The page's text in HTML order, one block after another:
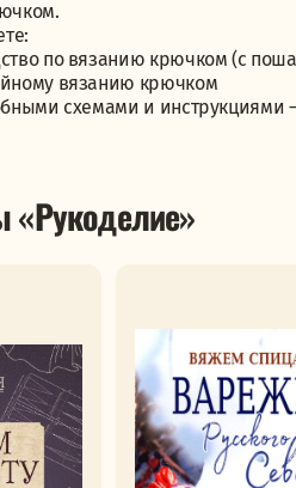
по вязанию крючком (с
вязанию крючком
схемами и инструкциями
«Рукоделие»